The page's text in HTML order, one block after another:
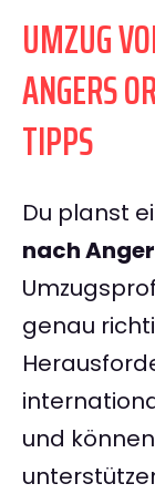
UMZUG
ANGERS
TIPPS
Du planst
nach
genau
und